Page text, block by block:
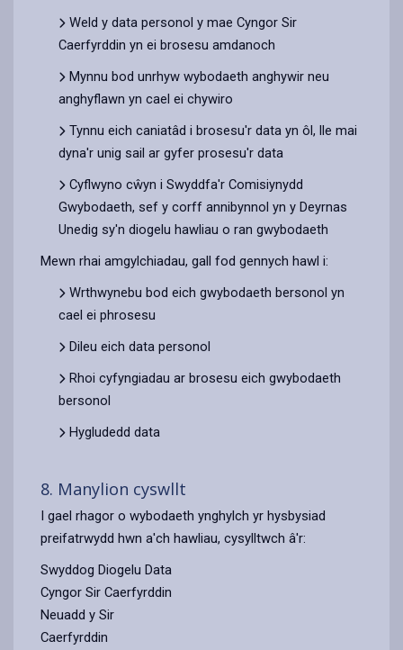
Weld y data personol y mae Cyngor Sir
Caerfyrddin yn ei brosesu amdanoch
Mynnu bod unrhyw wybodaeth anghywir neu
anghyflawn yn cael ei chywiro
Tynnu eich caniatâd i brosesu'r data yn ôl, lle mai
dyna'r unig sail ar gyfer prosesu'r data
Cyflwyno cŵyn i Swyddfa'r Comisiynydd
Gwybodaeth, sef y corff annibynnol yn y Deyrnas
Unedig sy'n diogelu hawliau o ran gwybodaeth
Mewn rhai amgylchiadau, gall fod gennych hawl i:
Wrthwynebu bod eich gwybodaeth bersonol yn
cael ei phrosesu
Dileu eich data personol
Rhoi cyfyngiadau ar brosesu eich gwybodaeth
bersonol
Hygludedd data
8. Manylion cyswllt
I gael rhagor o wybodaeth ynghylch yr hysbysiad
preifatrwydd hwn a'ch hawliau, cysylltwch â'r:
Swyddog Diogelu Data
Cyngor Sir Caerfyrddin
Neuadd y Sir
Caerfyrddin